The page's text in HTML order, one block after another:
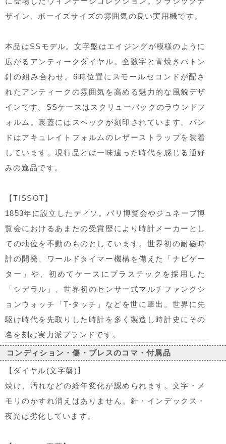
ザイン、ボーイズサイズの雰囲気の良い実用機です。
本品はSSモデル。文字盤はエイジングが模様のように
広がるアンティークダイヤル。全数字と青焼きバトン
針の組み合わせ。6時位置にスモールセコンドが配さ
れたアンティークの雰囲気を高める魅力的な風貌デザ
インです。SSケースはスクリューバックのラウンドフ
ォルム。裏蓋にはスペックが刻印されています。バン
ドはアキュレイトフォルムのレザーストラップを装着
しています。現行品とは一味違った時代を感じる通好
みの逸品です。
【TISSOT】
1853年に設立したティソ。パリ博覧会やジュネーブ博
覧会におけるあまたの受賞歴により時計メーカーとし
ての地位を不動のものとしています。世界初の耐磁時
計の開発、ワールドタイマー機構を備えた「ナビゲー
ター」や、初めてケースにプラスチックを採用した
「シデラル」、世界初のセンサー式マルチファンクシ
ョンウォッチ「T-タッチ」などを世に輩出。世界に先
駆け時代を先取りした時計を多く製造し時計史にその
名を刻む実力派ブランドです。
コンディション・傷・ブレスのコマ・付属品
【ダイヤル(文字盤)】
焼け、汚れなどの経年変化が認められます。文字・メ
モリのかすれ消えはありません。針・インデックス・
夜光は劣化しています。